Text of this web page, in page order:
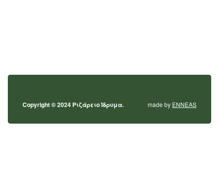
Copyright © 2024 Ριζάρειο Ίδρυμα. made by ENNEAS